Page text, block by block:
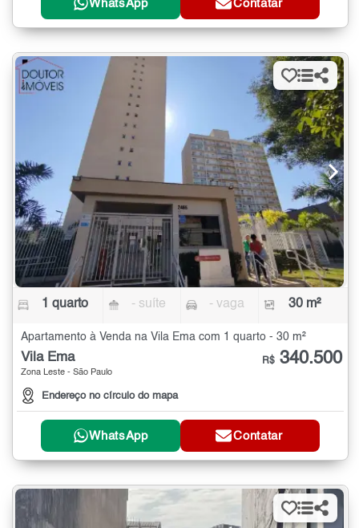
WhatsApp Contatar
1 quarto - suíte - vaga 30 m²
Apartamento à Venda na Vila Ema com 1 quarto - 30 m²
Vila Ema
Zona Leste - São Paulo
Endereço no círculo do mapa
R$ 340.500
WhatsApp Contatar